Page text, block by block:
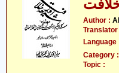
Author :
Translator
Language
Category :
Topic :